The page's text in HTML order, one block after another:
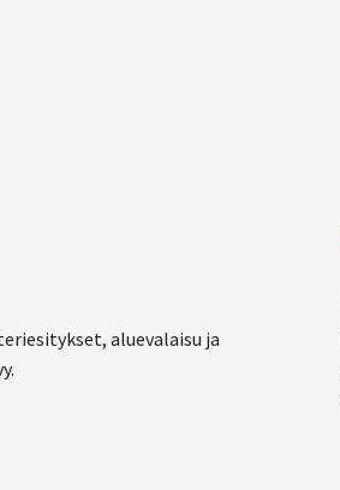
aluevalaisu ja